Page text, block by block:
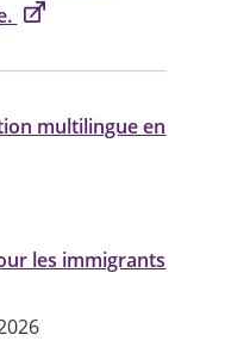
multilingue en
les immigrants